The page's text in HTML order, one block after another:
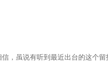
，虽说有听到最近出台的这个